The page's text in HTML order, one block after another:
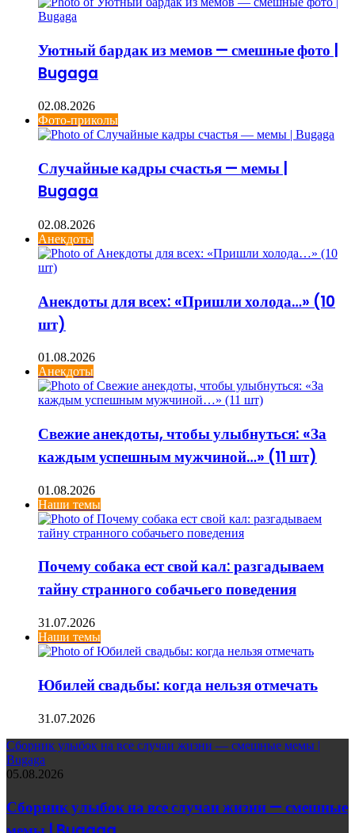
Уютный бардак из мемов — смешные фото |
Bugaga
02.08.2026
Фото-приколы
Случайные кадры счастья — мемы |
Bugaga
02.08.2026
Анекдоты
Анекдоты для всех: «Пришли холода…» (10
шт)
01.08.2026
Анекдоты
Свежие анекдоты, чтобы улыбнуться: «За
каждым успешным мужчиной…» (11 шт)
01.08.2026
Наши темы
Почему собака ест свой кал: разгадываем
тайну странного собачьего поведения
31.07.2026
Наши темы
Юбилей свадьбы: когда нельзя отмечать
31.07.2026
Сборник улыбок на все случаи жизни — смешные мемы |
Bugaga
05.08.2026
Сборник улыбок на все случаи жизни — смешные